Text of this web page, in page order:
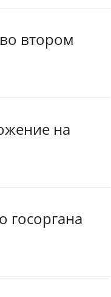
втором
на
госоргана